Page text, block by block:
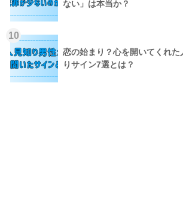
ない」は本当か？
10
恋の始まり？心を開いてくれ
りサイン7選とは？